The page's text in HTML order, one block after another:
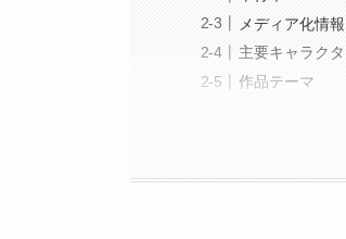
メディア化情報
主要キャラク
作品テーマ